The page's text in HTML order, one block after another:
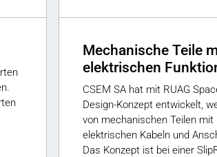
Mechanische Teile
elektrischen
CSEM SA hat mit RUAG
Design-Konzept entwickelt,
von mechanischen Teilen
elektrischen Kabeln und
Das Konzept ist bei einer